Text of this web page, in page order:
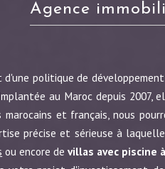
agence
politique de
au Maroc depuis
et français, nous
précise et sérieuse à
ou encore devillas avec piscine